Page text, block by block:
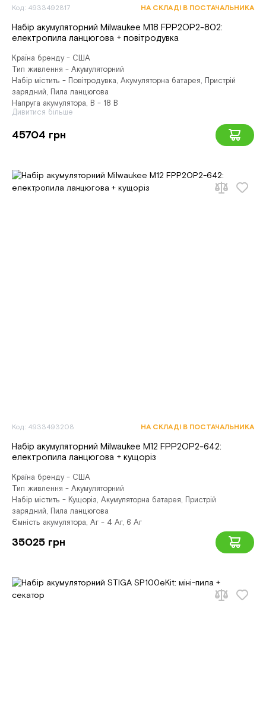
Код: 4933492817 НА СКЛАДІ В ПОСТАЧАЛЬНИКА
Набір акумуляторний Milwaukee M18 FPP2OP2-802:
електропила ланцюгова + повітродувка
Країна бренду - США
Тип живлення - Акумуляторний
Набір містить - Повітродувка, Акумуляторна батарея, Пристрій
зарядний, Пила ланцюгова
Напруга акумулятора, В - 18 В
Дивитися більше
45704 грн
Код: 4933493208 НА СКЛАДІ В ПОСТАЧАЛЬНИКА
Набір акумуляторний Milwaukee M12 FPP2OP2-642:
електропила ланцюгова + кущоріз
Країна бренду - США
Тип живлення - Акумуляторний
Набір містить - Кущоріз, Акумуляторна батарея, Пристрій
зарядний, Пила ланцюгова
Ємність акумулятора, Аг - 4 Аг, 6 Аг
35025 грн